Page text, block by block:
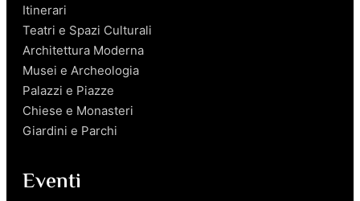
Itinerari
Teatri e Spazi Culturali
Architettura Moderna
Musei e Archeologia
Palazzi e Piazze
Chiese e Monasteri
Giardini e Parchi
Eventi